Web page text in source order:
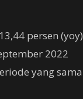
persen (yoy)
2022
yang sama